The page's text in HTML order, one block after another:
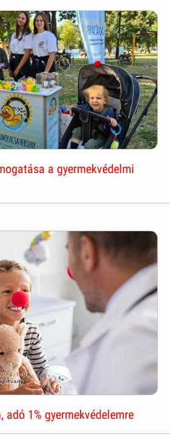
a gyermekvédelmi
adó 1% gyermekvédelemre